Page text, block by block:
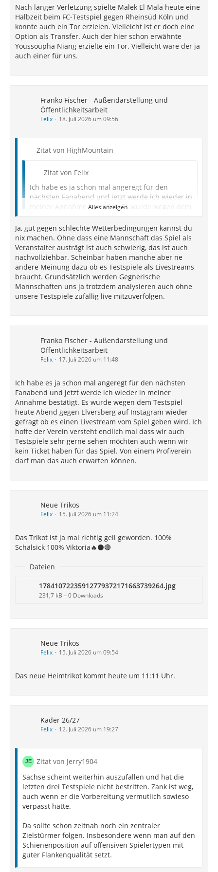
Nach langer Verletzung spielte Malek El Mala heute eine
Halbzeit beim FC-Testspiel gegen Rheinsüd Köln und
konnte auch ein Tor erzielen. Vielleicht ist er doch eine
Option als Transfer. Auch der hier schon erwähnte
Youssoupha Niang erzielte ein Tor. Vielleicht wäre der ja
auch einer für uns.
Franko Fischer - Außendarstellung und
Öffentlichkeitsarbeit
Felix 18. Juli 2026 um 09:56
Zitat von HighMountain
Zitat von Felix
Ich habe es ja schon mal angeregt für den
nächsten Fanabend und jetzt werde ich wieder in
meiner Annahme bestätigt. Es wurde wegen dem
Instagram wieder gefragt ob es einen Livestream
vom Spiel geben wird. Ich hoffe der Verein
versteht endlich mal dass wir auch Testspiele
sehr gerne sehen möchten auch wenn wir kein
Ticket haben für das Spiel. Von einem Profiverein
darf man das auch erwarten können.
Zu dem Fall gestern: kaum Empfang, am Arsch der
Zumal!!! Das gestern weder Elversberg noch Viktoria
als ausrichter zu Verantworten hat!.
Ich bin grundsätzlich kein freund von diesem
Livestream Tests.
Will man das Spiel sehen findet man immer Mittel
und Wege die Spiele vor Ort zu gucken.
Und rein aus Sportlichen Aspekten Testet man viel,
probiert aus und studiert vllt standarts, abläufe, lauf
und passwege ein.
Alles anzeigen
Ja, gut gegen schlechte Wetterbedingungen kannst du
nix machen. Ohne dass eine Mannschaft das Spiel als
Veranstalter austrägt ist auch schwierig, das ist auch
nachvollziehbar. Scheinbar haben manche aber ne
andere Meinung dazu ob es Testspiele als Livestreams
braucht. Grundsätzlich werden Gegnerische
Mannschaften uns ja trotzdem analysieren auch ohne
unsere Testspiele zufällig live mitzuverfolgen.
Franko Fischer - Außendarstellung und
Öffentlichkeitsarbeit
Felix 17. Juli 2026 um 11:48
Ich habe es ja schon mal angeregt für den nächsten
Fanabend und jetzt werde ich wieder in meiner
Annahme bestätigt. Es wurde wegen dem Testspiel
heute Abend gegen Elversberg auf Instagram wieder
gefragt ob es einen Livestream vom Spiel geben wird. Ich
hoffe der Verein versteht endlich mal dass wir auch
Testspiele sehr gerne sehen möchten auch wenn wir
kein Ticket haben für das Spiel. Von einem Profiverein
darf man das auch erwarten können.
Neue Trikos
Felix 15. Juli 2026 um 11:24
Das Trikot ist ja mal richtig geil geworden. 100%
Schälsick 100% Viktoria🔥⚫🔴
Dateien
17841072235912779372171663739264.jpg
231,7 kB – 0 Downloads
Neue Trikos
Felix 15. Juli 2026 um 09:54
Das neue Heimtrikot kommt heute um 11:11 Uhr.
Kader 26/27
Felix 12. Juli 2026 um 19:27
Zitat von Jerry1904
Sachse scheint weiterhin auszufallen und hat die
letzten drei Testspiele nicht bestritten. Zank ist weg,
auch wenn er die Vorbereitung vermutlich sowieso
verpasst hätte.
Da sollte schon zeitnah noch ein zentraler
Zielstürmer folgen. Insbesondere wenn man auf den
Schienenposition auf offensiven Spielertypen mit
guter Flankenqualität setzt.